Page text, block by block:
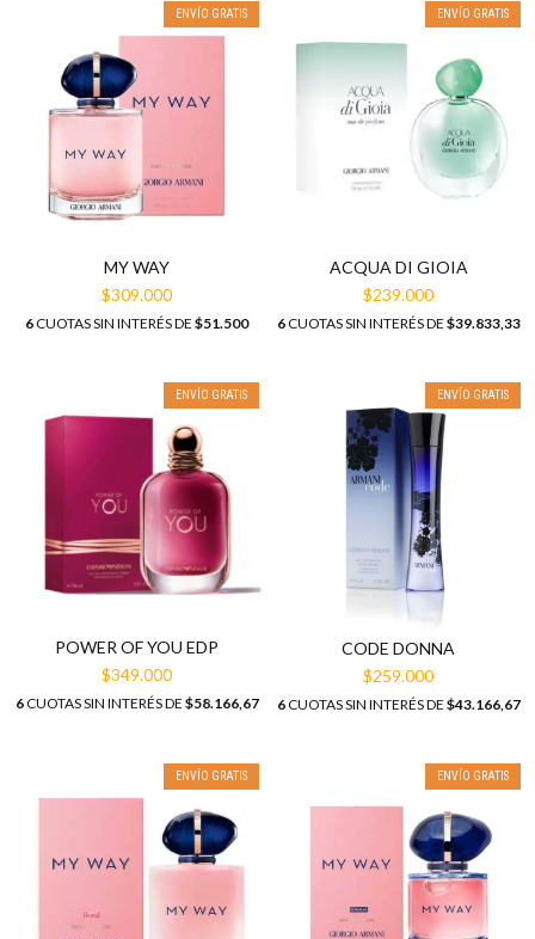
ENVÍO GRATIS
MY WAY
$309.000
6 CUOTAS SIN INTERÉS DE $51.500
ENVÍO GRATIS
ACQUA DI GIOIA
$239.000
6CUOTAS SIN INTERÉS DE $39.833,33
ENVÍO GRATIS
POWER OF YOU EDP
$349.000
6CUOTAS SIN INTERÉS DE $58.166,67
ENVÍO GRATIS
CODE DONNA
$259.000
6CUOTAS SIN INTERÉS DE $43.166,67
ENVÍO GRATIS ENVÍO GRATIS